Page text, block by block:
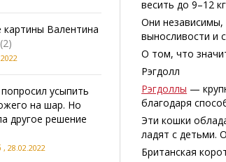
Валентина
(2)
усыпить
на шар. Но
другое решение
, 28.02.2022
весить до 9–12
Они
выносливости и
О том, что
Рэгдолл
Рэгдоллы —
благодаря
Эти кошки
ладят с детьми.
Британская